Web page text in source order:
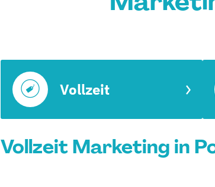
Vollzeit
Vollzeit Marketing in